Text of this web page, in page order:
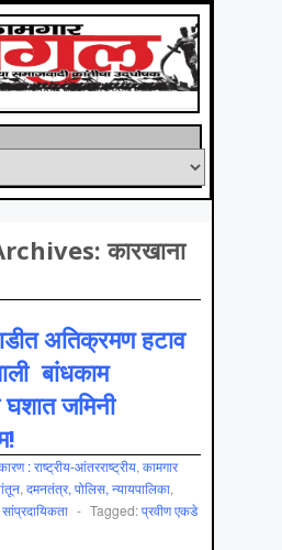
कारखाना
अतिक्रमण हटाव
बांधकाम
घशात जमिनी
: राष्ट्रीय-आंतरराष्ट्रीय, कामगार
, दमनतंत्र, पोलिस, न्यायपालिका,
- Tagged:प्रवीण एकडे